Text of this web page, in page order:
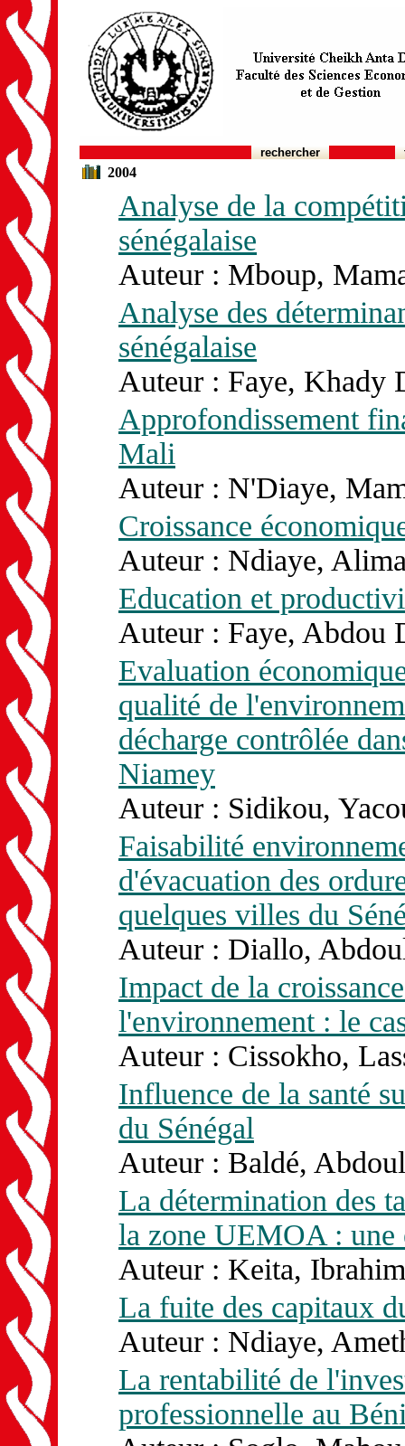
rechercher
2004
Analyse de la
sénégalaise
Auteur : Mboup,
Analyse des
sénégalaise
Auteur : Faye, Khady
Approfondissement
Mali
Auteur : N'Diaye,
Croissance
Auteur : Ndiaye,
Education et
Auteur : Faye, Abdou
Evaluation
qualité de
décharge contrôlée
Niamey
Auteur : Sidikou,
Faisabilité
d'évacuation des
quelques villes du
Auteur : Diallo,
Impact de la
l'environnement : le
Auteur : Cissokho,
Influence de la santé
du Sénégal
Auteur : Baldé,
La détermination des
la zone UEMOA : une
Auteur : Keita,
La fuite des capitaux
Auteur : Ndiaye,
La rentabilité de
professionnelle au